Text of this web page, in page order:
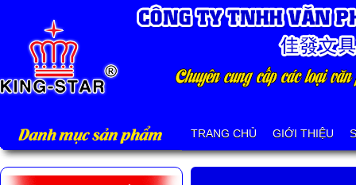
Danh mục sản phẩm TRANG CHỦ GIỚI THIỆU